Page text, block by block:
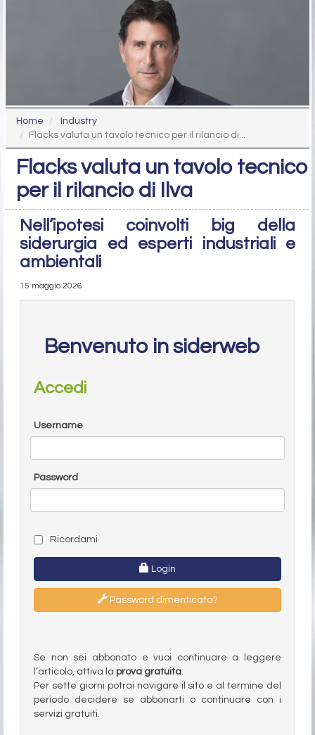
Home
Industry
Flacks valuta un tavolo tecnico per il rilancio di...
Flacks valuta un tavolo tecnico
per il rilancio di Ilva
Nell’ipotesi coinvolti big della
siderurgia ed esperti industriali e
ambientali
15 maggio 2026
Benvenuto in siderweb
Accedi
Username
Password
Ricordami
Login
Password dimenticata?
Se non sei abbonato e vuoi continuare a leggere
l’articolo, attiva la prova gratuita.
Per sette giorni potrai navigare il sito e al termine del
periodo decidere se abbonarti o continuare con i
servizi gratuiti.